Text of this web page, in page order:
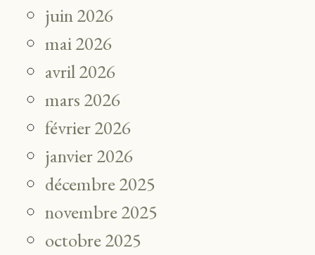
juin 2026
mai 2026
avril 2026
mars 2026
février 2026
janvier 2026
décembre 2025
novembre 2025
octobre 2025